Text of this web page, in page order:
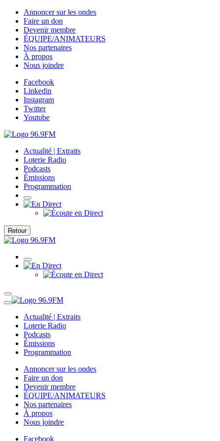
Annoncer sur les ondes
Faire un don
Devenir membre
ÉQUIPE/ANIMATEURS
Nos partenaires
À propos
Nous joindre
Facebook
Linkedin
Instagram
Twitter
Youtube
Actualité | Extraits
Loterie Radio
Podcasts
Émissions
Programmation
Retour
Actualité | Extraits
Loterie Radio
Podcasts
Émissions
Programmation
Annoncer sur les ondes
Faire un don
Devenir membre
ÉQUIPE/ANIMATEURS
Nos partenaires
À propos
Nous joindre
Facebook